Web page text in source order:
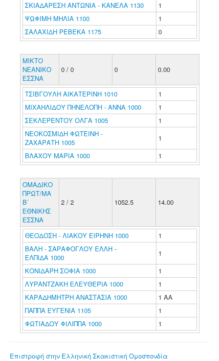
ΣΚΙΑΔΑΡΕΣΗ ΑΝΤΩΝΙΑ - ΚΑΝΕΛΑ 1130
1
ΨΩΦΙΜΗ ΜΗΛΙΑ 1100
1
ΣΑΛΑΧΙΔΗ ΡΕΒΕΚΑ 1175
0
ΜΙΚΤΟ
ΝΕΑΝΙΚΟ
ΕΣΣΝΑ
0 / 0 0 0.00
ΤΣΙΒΓΟΥΛΗ ΑΙΚΑΤΕΡΙΝΗ 1010
1
ΜΙΧΑΗΛΙΔΟΥ ΠΗΝΕΛΟΠΗ - ΑΝΝΑ 1000
1
ΣΕΚΛΕΡΕΝΤΟΥ ΟΛΓΑ 1005
1
ΝΕΟΚΟΣΜΙΔΗ ΦΩΤΕΙΝΗ -
ΖΑΧΑΡΑΤΗ 1005
1
ΒΛΑΧΟΥ ΜΑΡΙΑ 1000
1
ΟΜΑΔΙΚΟ
ΠΡΩΤ/ΜΑ
Β΄
ΕΘΝΙΚΗΣ
ΕΣΣΝΑ
2 / 2 1052.5 14.00
ΘΕΟΔΟΣΗ - ΛΙΑΚΟΥ ΕΙΡΗΝΗ 1000
1
ΒΑΛΗ - ΣΑΡΑΦΟΓΛΟΥ ΕΛΛΗ -
ΕΛΠΙΔΑ 1000
1
ΚΟΝΙΔΑΡΗ ΣΟΦΙΑ 1000
1
ΛΥΡΑΝΤΖΑΚΗ ΕΛΕΥΘΕΡΙΑ 1000
1
ΚΑΡΑΔΗΜΗΤΡΗ ΑΝΑΣΤΑΣΙΑ 1000
1 ΑΑ
ΠΑΠΠΑ ΕΥΓΕΝΙΑ 1105
1
ΦΩΤΙΑΔΟΥ ΦΙΛΙΠΠΑ 1000
1
Επιστροφή στην Ελληνική Σκακιστική Ομοσπονδία